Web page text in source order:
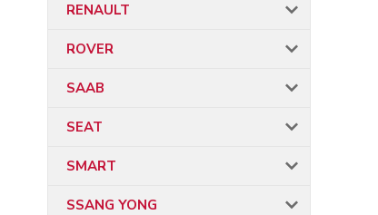
RENAULT
ROVER
SAAB
SEAT
SMART
SSANG YONG